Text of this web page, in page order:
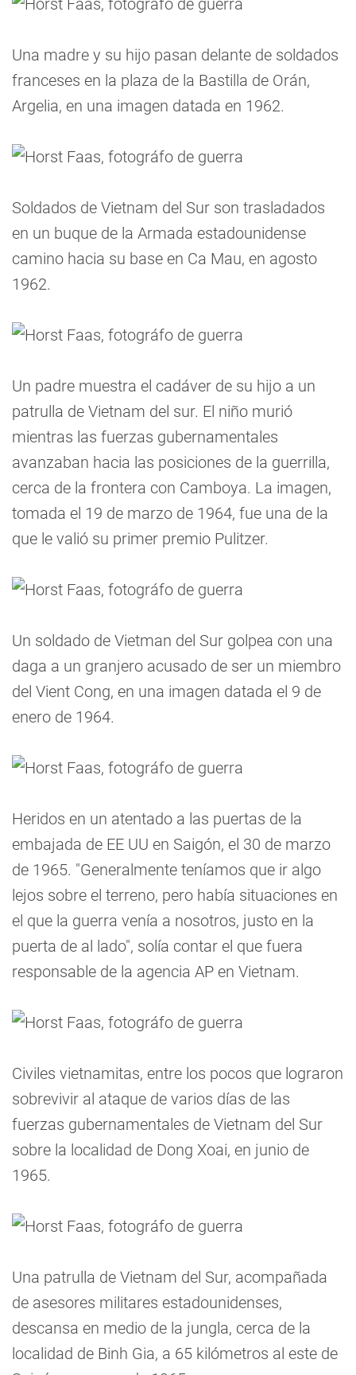
Una madre y su hijo pasan delante de soldados
franceses en la plaza de la Bastilla de Orán,
Argelia, en una imagen datada en 1962.
Soldados de Vietnam del Sur son trasladados
en un buque de la Armada estadounidense
camino hacia su base en Ca Mau, en agosto
1962.
Un padre muestra el cadáver de su hijo a un
patrulla de Vietnam del sur. El niño murió
mientras las fuerzas gubernamentales
avanzaban hacia las posiciones de la guerrilla,
cerca de la frontera con Camboya. La imagen,
tomada el 19 de marzo de 1964, fue una de la
que le valió su primer premio Pulitzer.
Un soldado de Vietman del Sur golpea con una
daga a un granjero acusado de ser un miembro
del Vient Cong, en una imagen datada el 9 de
enero de 1964.
Heridos en un atentado a las puertas de la
embajada de EE UU en Saigón, el 30 de marzo
de 1965. "Generalmente teníamos que ir algo
lejos sobre el terreno, pero había situaciones en
el que la guerra venía a nosotros, justo en la
puerta de al lado", solía contar el que fuera
responsable de la agencia AP en Vietnam.
Civiles vietnamitas, entre los pocos que lograron
sobrevivir al ataque de varios días de las
fuerzas gubernamentales de Vietnam del Sur
sobre la localidad de Dong Xoai, en junio de
1965.
Una patrulla de Vietnam del Sur, acompañada
de asesores militares estadounidenses,
descansa en medio de la jungla, cerca de la
localidad de Binh Gia, a 65 kilómetros al este de